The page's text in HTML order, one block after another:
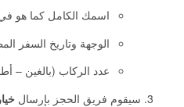
اسمك الكامل كما هو
الوجهة وتاريخ السفر
عدد الركاب (بالغين –
سيقوم فريق الحجز بإرسال